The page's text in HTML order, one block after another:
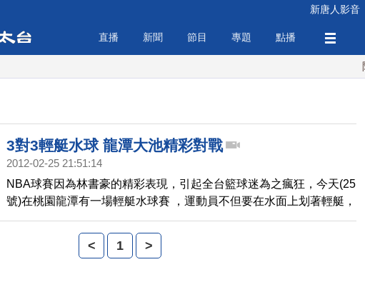
新唐人影音
直播 新聞 節目 專題 點播
降
3對3輕艇水球 龍潭大池精彩對戰
2012-02-25 21:51:14
NBA球賽因為林書豪的精彩表現，引起全台籃球迷為之瘋狂，今天(25
號)在桃園龍潭有一場輕艇水球賽 ，運動員不但要在水面上划著輕艇，
還得在對手的防守下，配合隊友的互相傳球，才能射籃得分，精彩程
度不輸NBA籃球，相當有趣，帶您來看看。
< 1 >